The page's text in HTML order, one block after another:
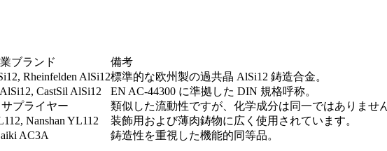
ブランド
備考
Rheinfelden AlSi12標準的な欧州製の過共晶 AlSi12 鋳造合金。
CastSil AlSi12
EN AC-44300 に準拠した DIN 規格呼称。
プライヤー
類似した流動性ですが、化学成分は同一ではありません
Nanshan YL112
装飾用および薄肉鋳物に広く使用されています。
AC3A 鋳造性を重視した機能的同等品。